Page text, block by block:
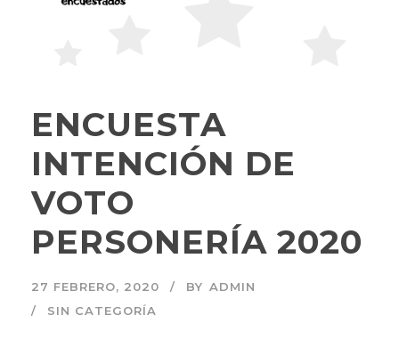
ENCUESTA
INTENCIÓN DE
VOTO
PERSONERÍA 2020
27 FEBRERO, 2020 BY ADMIN
SIN CATEGORÍA